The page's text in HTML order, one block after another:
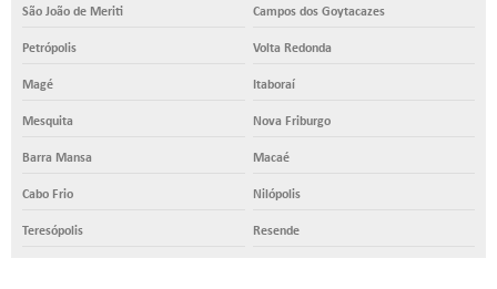
São João de Meriti Campos dos Goytacazes
Petrópolis Volta Redonda
Magé Itaboraí
Mesquita Nova Friburgo
Barra Mansa Macaé
Cabo Frio Nilópolis
Teresópolis Resende